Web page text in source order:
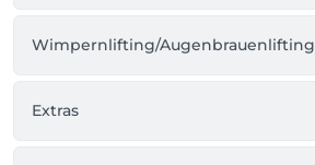
Wimpernlifting/Augenbrauenlifting
Extras